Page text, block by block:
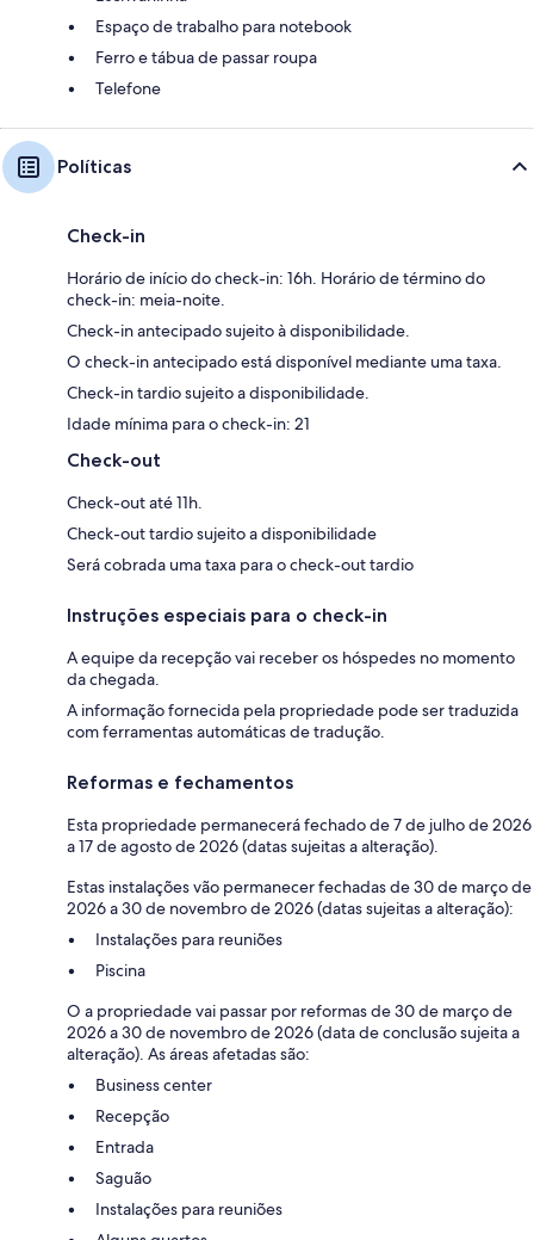
Espaço de trabalho para notebook
Ferro e tábua de passar roupa
Telefone
Políticas
Check-in
Horário de início do check-in: 16h. Horário de término do
check-in: meia-noite.
Check-in antecipado sujeito à disponibilidade.
O check-in antecipado está disponível mediante uma taxa.
Check-in tardio sujeito a disponibilidade.
Idade mínima para o check-in: 21
Check-out
Check-out até 11h.
Check-out tardio sujeito a disponibilidade
Será cobrada uma taxa para o check-out tardio
Instruções especiais para o check-in
A equipe da recepção vai receber os hóspedes no momento
da chegada.
A informação fornecida pela propriedade pode ser traduzida
com ferramentas automáticas de tradução.
Reformas e fechamentos
Esta propriedade permanecerá fechado de 7 de julho de 2026
a 17 de agosto de 2026 (datas sujeitas a alteração).
Estas instalações vão permanecer fechadas de 30 de março de
2026 a 30 de novembro de 2026 (datas sujeitas a alteração):
Instalações para reuniões
Piscina
O a propriedade vai passar por reformas de 30 de março de
2026 a 30 de novembro de 2026 (data de conclusão sujeita a
alteração). As áreas afetadas são:
Business center
Recepção
Entrada
Saguão
Instalações para reuniões